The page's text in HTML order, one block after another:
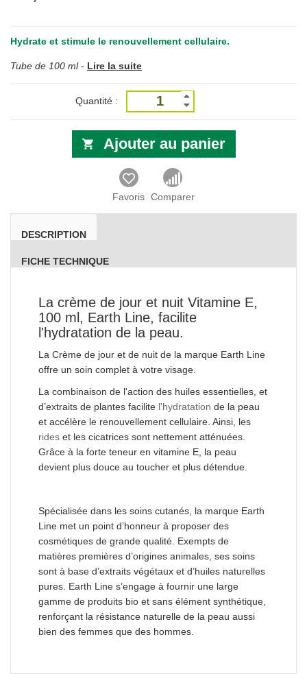
Hydrate et stimule le renouvellement cellulaire.
Tube de 100 ml - Lire la suite
Quantité :
Ajouter au panier
Favoris Comparer
DESCRIPTION
FICHE TECHNIQUE
La crème de jour et nuit Vitamine E,
100 ml, Earth Line, facilite
l'hydratation de la peau.
La Crème de jour et de nuit de la marque Earth Line
offre un soin complet à votre visage.
La combinaison de l'action des huiles essentielles, et
d’extraits de plantes facilite l'hydratation de la peau
et accélère le renouvellement cellulaire. Ainsi, les
rides et les cicatrices sont nettement atténuées.
Grâce à la forte teneur en vitamine E, la peau
devient plus douce au toucher et plus détendue.
Spécialisée dans les soins cutanés, la marque Earth
Line met un point d’honneur à proposer des
cosmétiques de grande qualité. Exempts de
matières premières d’origines animales, ses soins
sont à base d’extraits végétaux et d’huiles naturelles
pures. Earth Line s’engage à fournir une large
gamme de produits bio et sans élément synthétique,
renforçant la résistance naturelle de la peau aussi
bien des femmes que des hommes.